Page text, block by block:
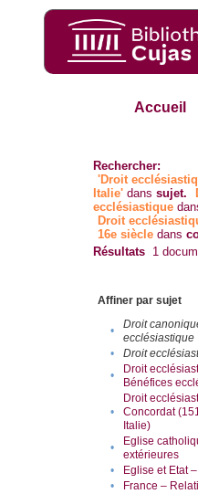
Accueil
Rechercher:
'Droit
Italie' danssujet.
ecclésiastique
Droit
16e siècle dans
Résultats 1
Affiner par sujet
•
Droit
ecclésiastique
• Droit
•
Droit
Bénéfices
•
Droit
Concordat
Italie)
•
Eglise
extérieures
• Eglise et Etat
•
France –